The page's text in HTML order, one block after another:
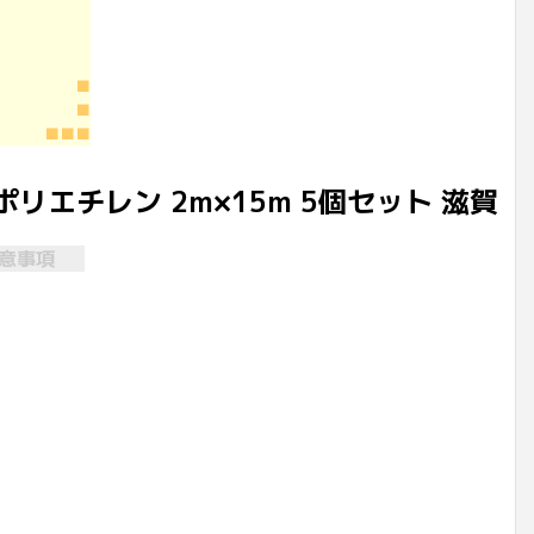
■
■
■■■
リエチレン 2m×15m 5個セット 滋賀
事項